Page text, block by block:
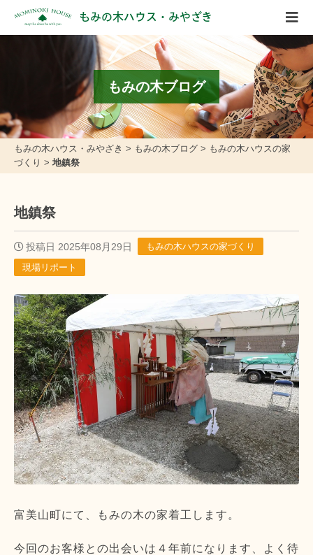
もみの木ハウス・みやざき
もみの木ブログ
もみの木ハウス・みやざき > もみの木ブログ > もみの木ハウスの家
づくり > 地鎮祭
地鎮祭
投稿日 2025年08月29日
もみの木ハウスの家づくり
現場リポート
富美山町にて、もみの木の家着工します。
今回のお客様との出会いは４年前になります、よく待